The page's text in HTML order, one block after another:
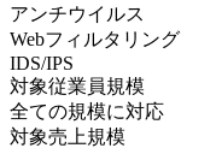
アンチウイルス
Webフィルタリング
IDS/IPS
対象従業員規模
全ての規模に対応
対象売上規模